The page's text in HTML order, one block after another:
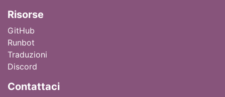
Risorse
GitHub
Runbot
Traduzioni
Discord
Contattaci